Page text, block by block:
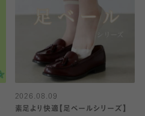
2026.08.09
素足より快適【足ベールシリーズ】